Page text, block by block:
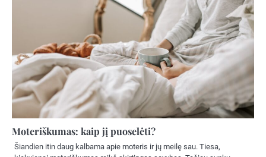
Moteriškumas: kaip jį puoselėti?
Šiandien itin daug kalbama apie moteris ir jų meilę sau. Tiesa,